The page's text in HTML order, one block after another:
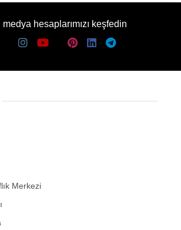
hesaplarımızı keşfedin
Merkezi